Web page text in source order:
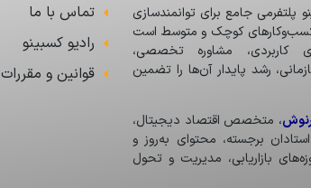
جامع برای توانمندسازی
و کسب‌وکارهای کوچک و متوسط است
کاربردی، مشاوره تخصصی،
رشد پایدار آن‌ها را تضمین
، متخصص اقتصاد دیجیتال،
برجسته، محتوای به‌روز و
بازاریابی، مدیریت و تحول
تماس با ما
رادیو کسبینو
قوانین و مقررات